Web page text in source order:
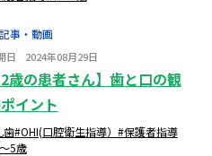
記事・動画
日 2024年08月29日
2歳の患者さん】歯と口の観
イント
歯#OHI(口腔衛生指導） #保護者指導
5歳